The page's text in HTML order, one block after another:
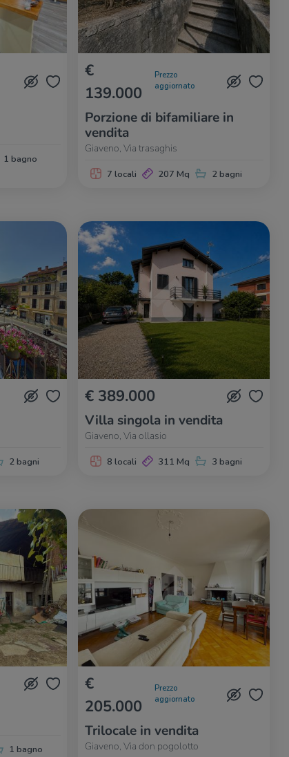
1 bagno
€
139.000
Prezzo
aggiornato
Porzione di bifamiliare in
vendita
Giaveno, Via trasaghis
7 locali 207 Mq 2 bagni
2 bagni
€ 389.000
Villa singola in vendita
Giaveno, Via ollasio
8 locali 311 Mq 3 bagni
1 bagno
€
205.000
Prezzo
aggiornato
Trilocale in vendita
Giaveno, Via don pogolotto